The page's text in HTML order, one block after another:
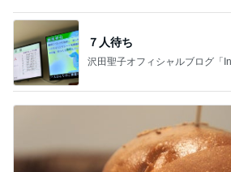
７人待ち
沢田聖子オフィシャルブログ「